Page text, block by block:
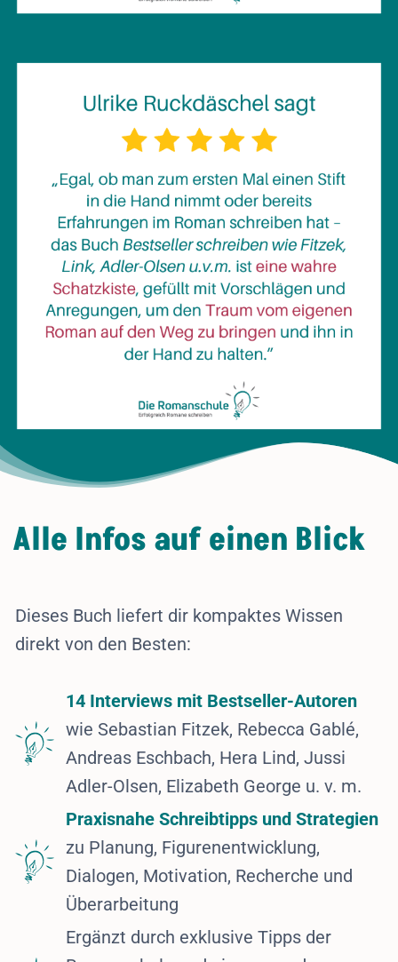
Alle Infos auf einen Blick
Dieses Buch liefert dir kompaktes Wissen
direkt von den Besten:
14 Interviews mit Bestseller-Autoren
wie Sebastian Fitzek, Rebecca Gablé,
Andreas Eschbach, Hera Lind, Jussi
Adler-Olsen, Elizabeth George u. v. m.
Praxisnahe Schreibtipps und Strategien
zu Planung, Figurenentwicklung,
Dialogen, Motivation, Recherche und
Überarbeitung
Ergänzt durch exklusive Tipps der